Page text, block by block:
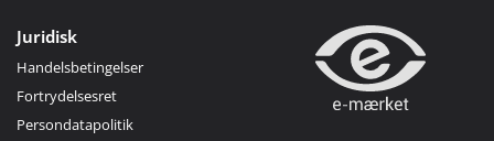
Juridisk
Handelsbetingelser
Fortrydelsesret
Persondatapolitik